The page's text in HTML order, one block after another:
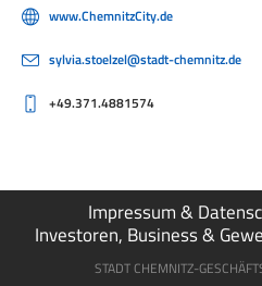
www.ChemnitzCity.de
sylvia.stoelzel@stadt-chemnitz.de
+49.371.4881574
Impressum &
Investoren, Business &
STADT CHEMNITZ-